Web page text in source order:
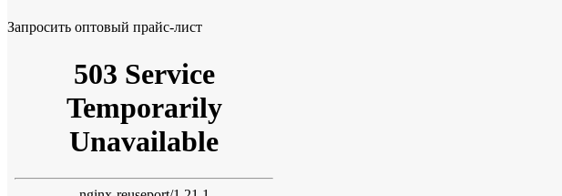
Запросить оптовый прайс-лист